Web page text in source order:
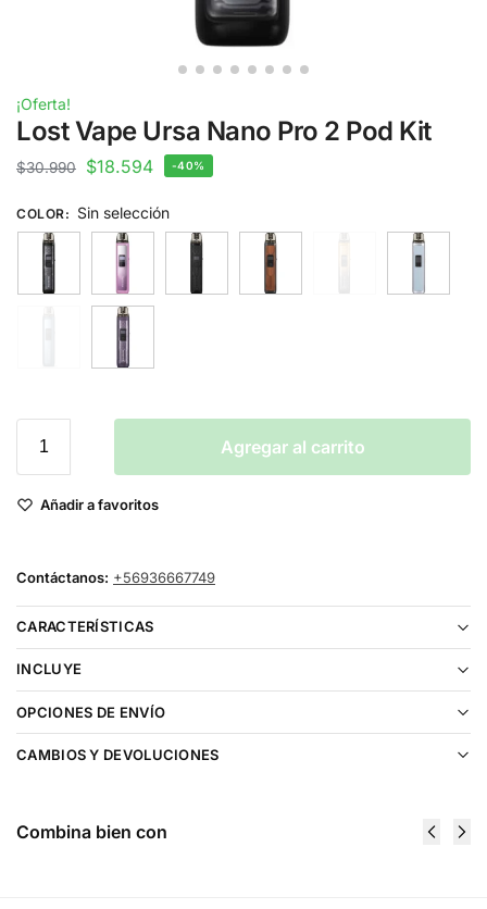
¡Oferta!
Lost Vape Ursa Nano Pro 2 Pod Kit
$30.990 $18.594 -40%
COLOR: Sin selección
Agregar al carrito
Añadir a favoritos
Contáctanos: +56936667749
CARACTERÍSTICAS
INCLUYE
OPCIONES DE ENVÍO
CAMBIOS Y DEVOLUCIONES
Combina bien con